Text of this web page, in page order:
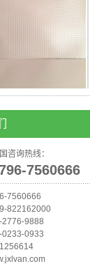
布1000D夹网布
咨询热线：
7560666
7560666
822162000
2776-9888
0233-0933